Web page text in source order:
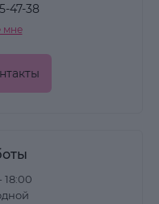
47-38
мне
18:00